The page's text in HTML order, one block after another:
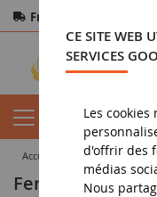
Frais de port offerts
Paiement sécurisé
accueil miniature agricole
Fertilisation -
CE SITE WEB
SERVICES
Les
d'offrir des
médias
Nous